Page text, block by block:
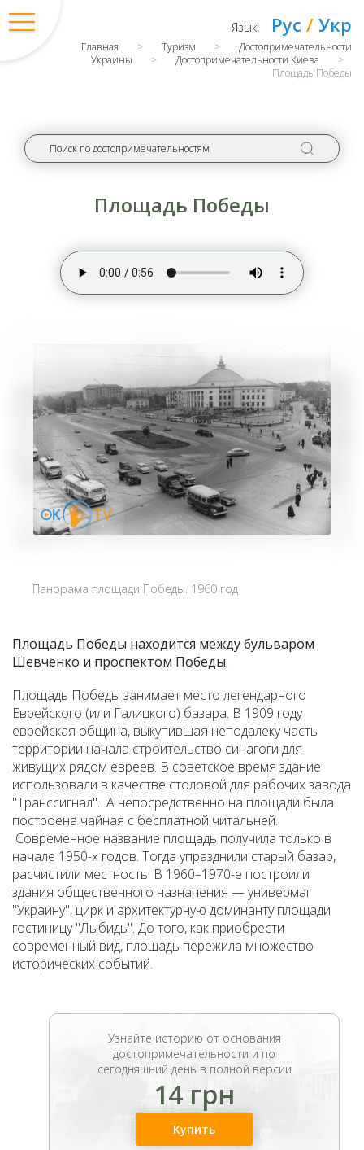
Регистрация
Рус / Укр
Язык:
Главная > Туризм >
Достопримечательности
Украины
> Достопримечательности Киева
>
Площадь Победы
Площадь Победы
Панорама площади Победы. 1960 год
Площадь Победы находится междубульваром
Шевченко и проспектом Победы.
Площадь Победы занимает место легендарного
Еврейского (или Галицкого) базара. В 1909 году
еврейская община, выкупившая неподалеку часть
территории начала строительство синагоги для
живущих рядом евреев. В советское время здание
использовали в качестве столовой для рабочих завода
"Транссигнал". А непосредственно на площади была
построена чайная с бесплатной читальней.
Современное название площадь получила только в
начале 1950-х годов. Тогда упразднили старый базар,
расчистили местность. В 1960–1970-е построили
здания общественного назначения — универмаг
"Украину", цирк и архитектурную доминанту площади
гостиницу "Лыбидь". До того, как приобрести
современный вид, площадь пережила множество
исторических событий.
Узнайте историю от основания
достопримечательности и по
сегодняшний день в полной версии
14 грн
Купить